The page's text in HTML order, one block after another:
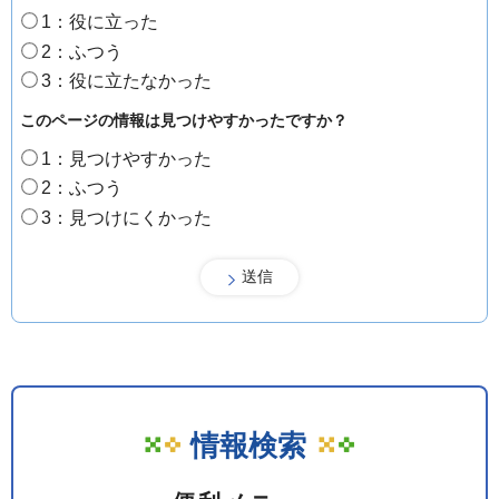
1：役に立った
2：ふつう
3：役に立たなかった
このページの情報は見つけやすかったですか？
1：見つけやすかった
2：ふつう
3：見つけにくかった
情報検索